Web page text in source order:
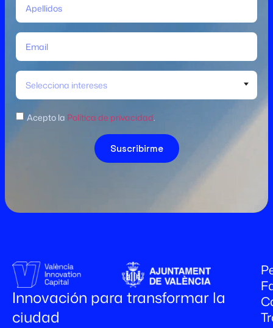
Selecciona intereses
Acepto la Política de privacidad.
Suscribirme
Innovación para transformar la
ciudad